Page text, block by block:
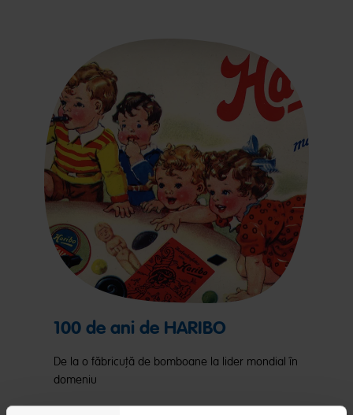
100 de ani de HARIBO
De la o făbricuță de bomboane la lider mondial în
domeniu